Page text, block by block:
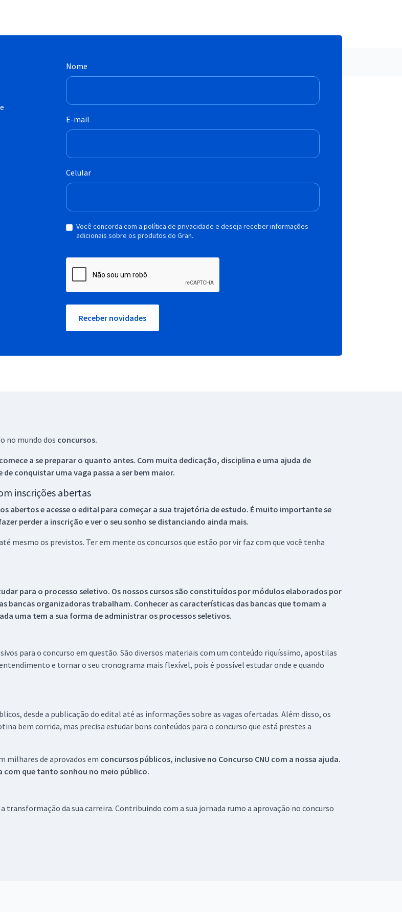
Nome
E-mail
Celular
Você concorda com a política de privacidade e deseja receber informações
adicionais sobre os produtos do Gran.
Receber novidades
no mundo dos concursos.
a se preparar o quanto antes. Com muita dedicação, disciplina e uma ajuda de
de conquistar uma vaga passa a ser bem maior.
inscrições abertas
abertos e acesse o edital para começar a sua trajetória de estudo. É muito importante se
perder a inscrição e ver o seu sonho se distanciando ainda mais.
mesmo os previstos. Ter em mente os concursos que estão por vir faz com que você tenha
para o processo seletivo. Os nossos cursos são constituídos por módulos elaborados por
bancas organizadoras trabalham. Conhecer as características das bancas que tomam a
uma tem a sua forma de administrar os processos seletivos.
para o concurso em questão. São diversos materiais com um conteúdo riquíssimo, apostilas
e tornar o seu cronograma mais flexível, pois é possível estudar onde e quando
desde a publicação do edital até as informações sobre as vagas ofertadas. Além disso, os
bem corrida, mas precisa estudar bons conteúdos para o concurso que está prestes a
milhares de aprovados em concursos públicos, inclusive no Concurso CNU com a nossa ajuda.
com que tanto sonhou no meio público.
transformação da sua carreira. Contribuindo com a sua jornada rumo a aprovação no concurso